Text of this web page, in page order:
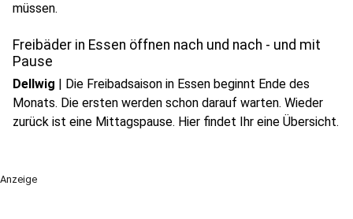
müssen.
Freibäder in Essen öffnen nach und nach - und mit
Pause
Dellwig | Die Freibadsaison in Essen beginnt Ende des
Monats. Die ersten werden schon darauf warten. Wieder
zurück ist eine Mittagspause. Hier findet Ihr eine Übersicht.
Anzeige